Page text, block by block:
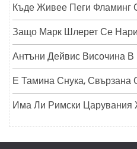
Къде Живее Пеги Фламинг
Защо Марк Шлерет Се
Антъни Дейвис Височина В
Е Тамина Снука, Свързана
Има Ли Римски Царувания